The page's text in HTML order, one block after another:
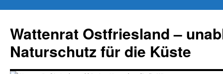
springen
Wattenrat Ostfriesland –
Naturschutz für die Küste